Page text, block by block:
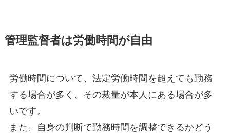
管理監督者は労働時間が自由
労働時間について、法定労働時間を超えても勤務
する場合が多く、その裁量が本人にある場合が多
いです。
また、自身の判断で勤務時間を調整できるかどう